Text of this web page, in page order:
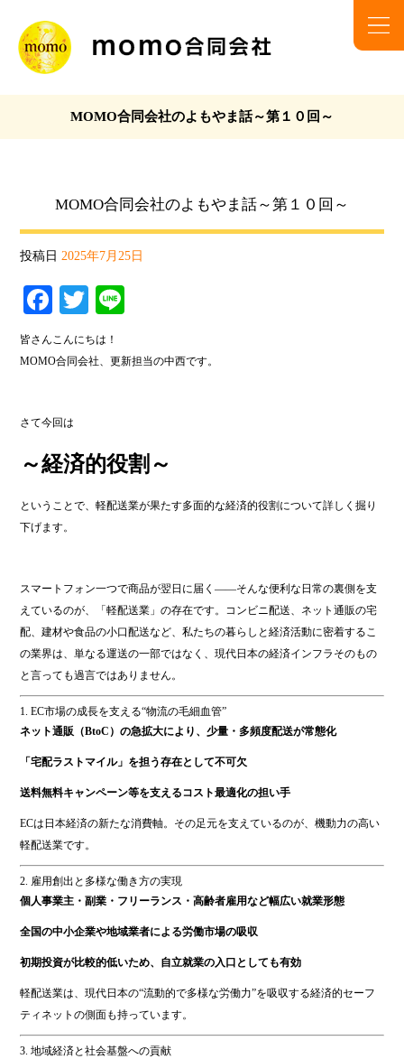
MOMO合同会社のよもやま話～第１０回～
MOMO合同会社のよもやま話～第１０回～
投稿日 2025年7月25日
Fa
ce
bo
T
wi
tte
皆さんこんにちは！
MOMO合同会社、更新担当の中西です。
さて今回は
～経済的役割～
ということで、軽配送業が果たす多面的な経済的役割について詳しく掘り
下げます。
スマートフォン一つで商品が翌日に届く――そんな便利な日常の裏側を支
えているのが、「軽配送業」の存在です。コンビニ配送、ネット通販の宅
配、建材や食品の小口配送など、私たちの暮らしと経済活動に密着するこ
の業界は、単なる運送の一部ではなく、現代日本の経済インフラそのもの
と言っても過言ではありません。
1. EC市場の成長を支える“物流の毛細血管”
ネット通販（BtoC）の急拡大により、少量・多頻度配送が常態化
「宅配ラストマイル」を担う存在として不可欠
送料無料キャンペーン等を支えるコスト最適化の担い手
ECは日本経済の新たな消費軸。その足元を支えているのが、機動力の高い
軽配送業です。
2. 雇用創出と多様な働き方の実現
個人事業主・副業・フリーランス・高齢者雇用など幅広い就業形態
全国の中小企業や地域業者による労働市場の吸収
初期投資が比較的低いため、自立就業の入口としても有効
軽配送業は、現代日本の“流動的で多様な労働力”を吸収する経済的セーフ
ティネットの側面も持っています。
3. 地域経済と社会基盤への貢献